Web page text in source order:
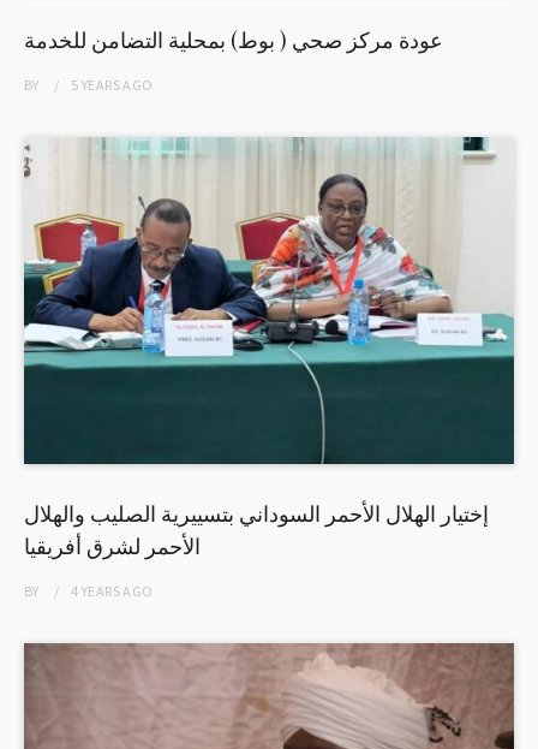
عودة مركز صحي ( بوط) بمحلية التضامن للخدمة
BY 5 YEARSAGO
إختيار الهلال الأحمر السوداني بتسييرية الصليب والهلال
الأحمر لشرق أفريقيا
BY 4 YEARSAGO